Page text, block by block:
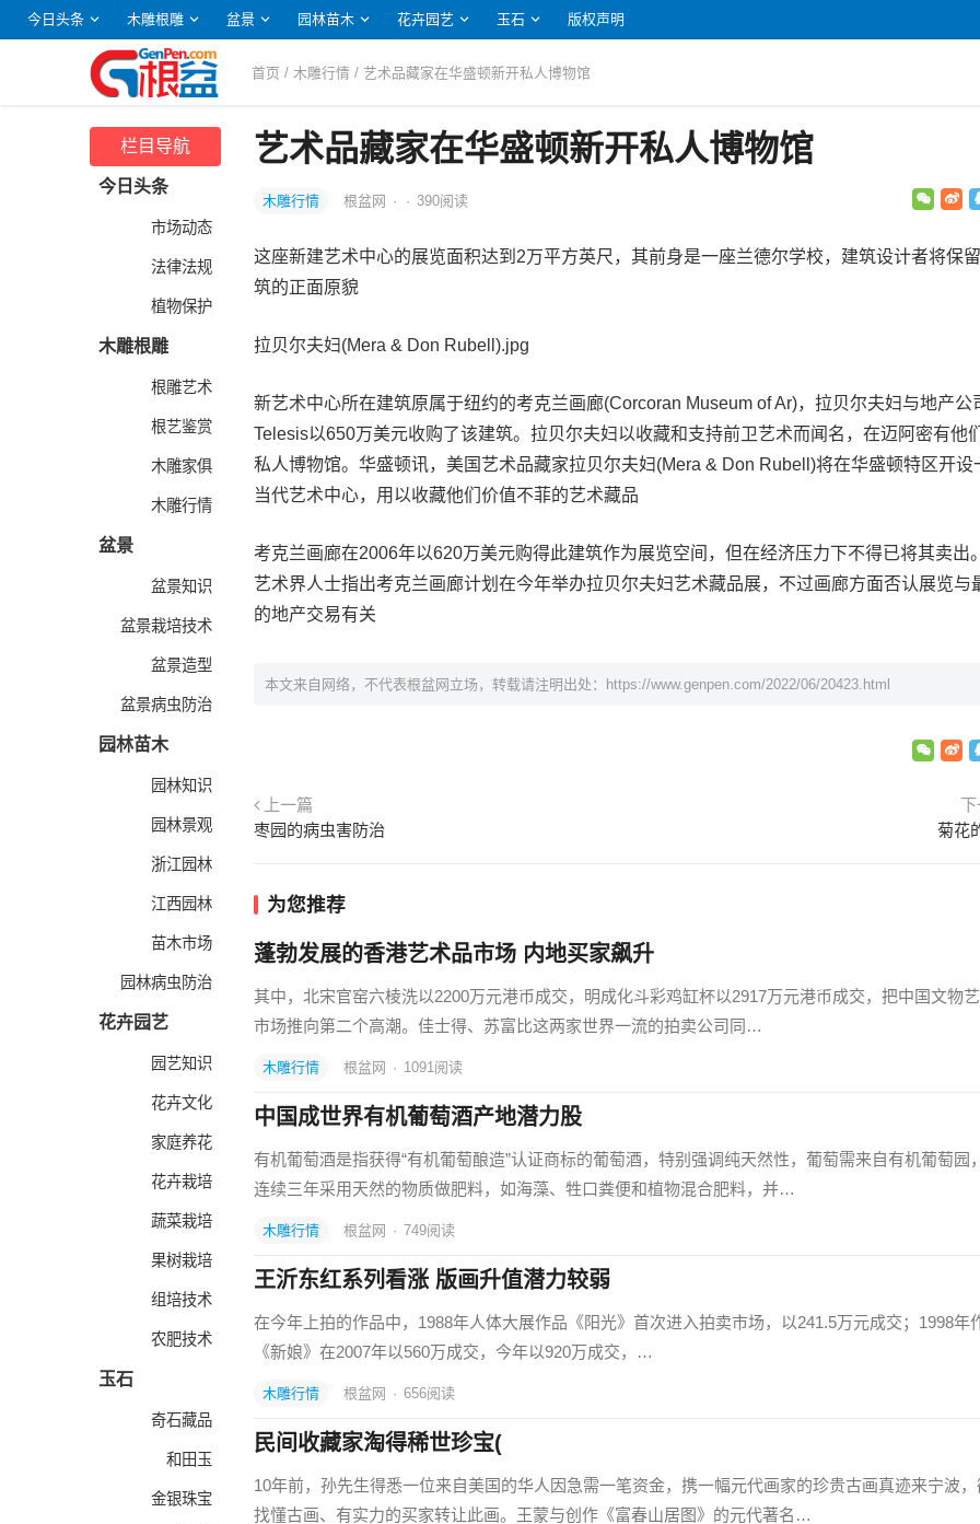
今日头条 木雕根雕 盆景 园林苗木 花卉园艺 玉石 版权声明
首页 /木雕行情 / 艺术品藏家在华盛顿新开私人博物馆
栏目导航
今日头条
市场动态
法律法规
植物保护
木雕根雕
根雕艺术
根艺鉴赏
木雕家俱
木雕行情
盆景
盆景知识
盆景栽培技术
盆景造型
盆景病虫防治
园林苗木
园林知识
园林景观
浙江园林
江西园林
苗木市场
园林病虫防治
花卉园艺
园艺知识
花卉文化
家庭养花
花卉栽培
蔬菜栽培
果树栽培
组培技术
农肥技术
玉石
奇石藏品
和田玉
金银珠宝
艺术品藏家在华盛顿新开私人博物馆
木雕行情 根盆网 · · 390阅读
这座新建艺术中心的展览面积达到2万平方英尺，其前身是一座兰德尔学校，建筑设计者将保
筑的正面原貌
拉贝尔夫妇(Mera & Don Rubell).jpg
新艺术中心所在建筑原属于纽约的考克兰画廊(Corcoran Museum of Ar)，拉贝尔夫妇与地产公
Telesis以650万美元收购了该建筑。拉贝尔夫妇以收藏和支持前卫艺术而闻名，在迈阿密有他
私人博物馆。华盛顿讯，美国艺术品藏家拉贝尔夫妇(Mera & Don Rubell)将在华盛顿特区开设
当代艺术中心，用以收藏他们价值不菲的艺术藏品
考克兰画廊在2006年以620万美元购得此建筑作为展览空间，但在经济压力下不得已将其卖出
艺术界人士指出考克兰画廊计划在今年举办拉贝尔夫妇艺术藏品展，不过画廊方面否认展览与
的地产交易有关
本文来自网络，不代表根盆网立场，转载请注明出处： https://www.genpen.com/2022/06/20423.html
上一篇
枣园的病虫害防治
菊花
为您推荐
蓬勃发展的香港艺术品市场 内地买家飙升
其中，北宋官窑六棱洗以2200万元港币成交，明成化斗彩鸡缸杯以2917万元港币成交，把中国文物
市场推向第二个高潮。佳士得、苏富比这两家世界一流的拍卖公司同…
木雕行情 根盆网 · 1091阅读
中国成世界有机葡萄酒产地潜力股
有机葡萄酒是指获得“有机葡萄酿造”认证商标的葡萄酒，特别强调纯天然性，葡萄需来自有机葡萄园
连续三年采用天然的物质做肥料，如海藻、牲口粪便和植物混合肥料，并…
木雕行情 根盆网 · 749阅读
王沂东红系列看涨 版画升值潜力较弱
在今年上拍的作品中，1988年人体大展作品《阳光》首次进入拍卖市场，以241.5万元成交；1998年
《新娘》在2007年以560万成交，今年以920万成交，…
木雕行情 根盆网 · 656阅读
民间收藏家淘得稀世珍宝(
10年前，孙先生得悉一位来自美国的华人因急需一笔资金，携一幅元代画家的珍贵古画真迹来宁波
找懂古画、有实力的买家转让此画。王蒙与创作《富春山居图》的元代著名…